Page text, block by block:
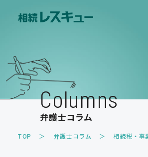
解決事例
Columns
弁護士コラム
TOP 弁護士コラム 相続税・事